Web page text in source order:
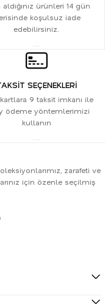
aldığınız ürünleri 14 gün
koşulsuz iade
edebilirsiniz.
SEÇENEKLERİ
9 taksit imkanı ile
ödeme yöntemlerimizi
kullanın
zarafeti ve
için özenle seçilmiş